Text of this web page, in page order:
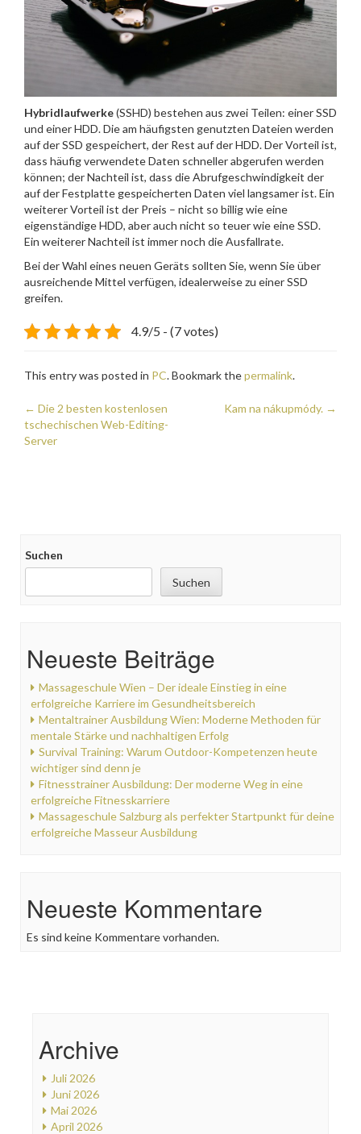
Hybridlaufwerke(SSHD) bestehen aus zwei Teilen: einer SSD
und einer HDD. Die am häufigsten genutzten Dateien werden
auf der SSD gespeichert, der Rest auf der HDD. Der Vorteil ist,
dass häufig verwendete Daten schneller abgerufen werden
können; der Nachteil ist, dass die Abrufgeschwindigkeit der
auf der Festplatte gespeicherten Daten viel langsamer ist. Ein
weiterer Vorteil ist der Preis – nicht so billig wie eine
eigenständige HDD, aber auch nicht so teuer wie eine SSD.
Ein weiterer Nachteil ist immer noch die Ausfallrate.
Bei der Wahl eines neuen Geräts sollten Sie, wenn Sie über
ausreichende Mittel verfügen, idealerweise zu einer SSD
greifen.
4.9/5 - (7 votes)
This entry was posted in PC. Bookmark thepermalink.
Post
navigation
← Die 2 besten kostenlosen
tschechischen Web-Editing-
Server
Kam na nákupmódy. →
Suchen
Suchen
Neueste Beiträge
Massageschule Wien – Der ideale Einstieg in eine
erfolgreiche Karriere im Gesundheitsbereich
Mentaltrainer Ausbildung Wien: Moderne Methoden für
mentale Stärke und nachhaltigen Erfolg
Survival Training: Warum Outdoor-Kompetenzen heute
wichtiger sind denn je
Fitnesstrainer Ausbildung: Der moderne Weg in eine
erfolgreiche Fitnesskarriere
Massageschule Salzburg als perfekter Startpunkt für deine
erfolgreiche Masseur Ausbildung
Neueste Kommentare
Es sind keine Kommentare vorhanden.
Archive
Juli 2026
Juni 2026
Mai 2026
April 2026